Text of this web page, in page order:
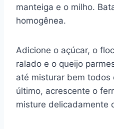
manteiga e o milho.
homogênea.
Adicione o açúcar, o
ralado e o queijo
até misturar bem todos
último, acrescente o
misture delicadamente